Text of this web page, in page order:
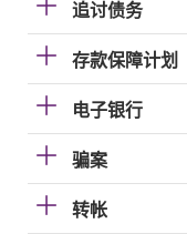
追讨债务
存款保障计划
电子银行
骗案
转帐